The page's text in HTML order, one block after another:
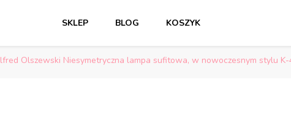
SKLEP BLOG KOSZYK
Olszewski Niesymetryczna lampa sufitowa, w nowoczesnym stylu K-